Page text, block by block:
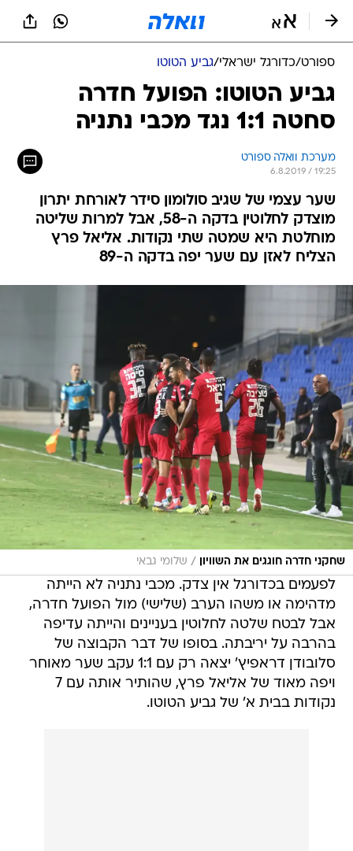
ספורט/כדורגל ישראלי/גביע הטוטו
גביע הטוטו: הפועל חדרה
סחטה 1:1 נגד מכבי נתניה
מערכת וואלה ספורט
6.8.2019 / 19:25
שער עצמי של שגיב סולומון סידר לאורחת יתרון
מוצדק לחלוטין בדקה ה-58, אבל למרות שליטה
מוחלטת היא שמטה שתי נקודות. אליאל פרץ
הצליח לאזן עם שער יפה בדקה ה-89
שחקני חדרה חוגגים את השוויון / שלומי גבאי
לפעמים בכדורגל אין צדק. מכבי נתניה לא הייתה
מדהימה או משהו הערב (שלישי) מול הפועל חדרה,
אבל לבטח שלטה לחלוטין בעניינים והייתה עדיפה
בהרבה על יריבתה. בסופו של דבר הקבוצה של
סלובודן דראפיץ' יצאה רק עם 1:1 עקב שער מאוחר
ויפה מאוד של אליאל פרץ, שהותיר אותה עם 7
נקודות בבית א' של גביע הטוטו.